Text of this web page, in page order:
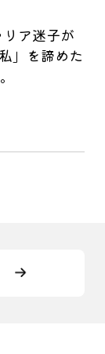
ア迷子が
」を諦めた